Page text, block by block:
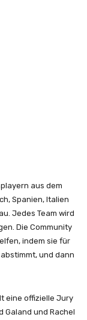
aus dem
Spanien, Italien
Jedes Team wird
Die Community
indem sie für
und dann
eine offizielle Jury
Galand und Rachel